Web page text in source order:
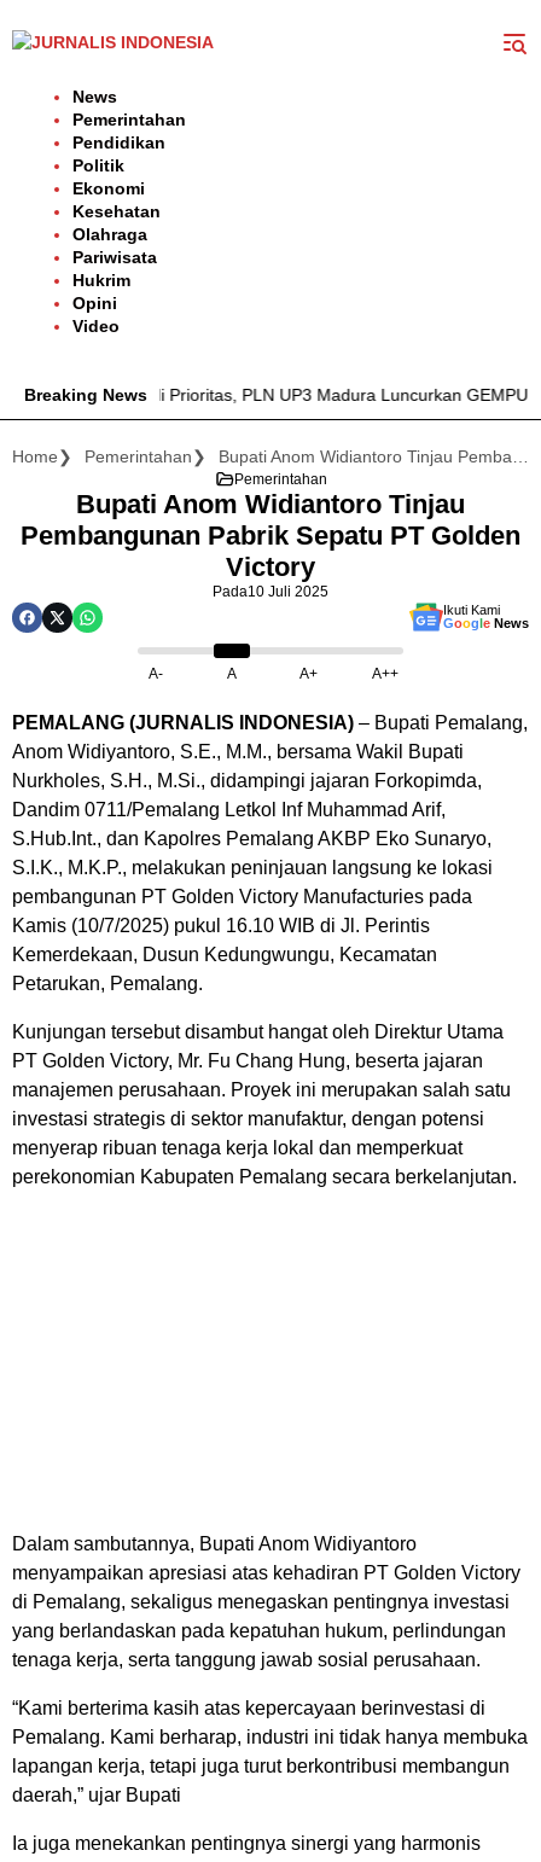
ke
News
Pemerintahan
Pendidikan
Politik
Ekonomi
Kesehatan
Olahraga
Pariwisata
Hukrim
Opini
Video
Breaking News
Listrik Jadi Prioritas, PLN UP3 Madura Luncurkan GEMPUR
Home Pemerintahan
Pemerintahan
Bupati Anom Widiantoro Tinjau
Pembangunan Pabrik Sepatu PT Golden
Victory
Pada10 Juli 2025
Ikuti Kami
Google News
A- A A+ A++
PEMALANG (JURNALIS INDONESIA) – Bupati Pemalang,
Anom Widiyantoro, S.E., M.M., bersama Wakil Bupati
Nurkholes, S.H., M.Si., didampingi jajaran Forkopimda,
Dandim 0711/Pemalang Letkol Inf Muhammad Arif,
S.Hub.Int., dan Kapolres Pemalang AKBP Eko Sunaryo,
S.I.K., M.K.P., melakukan peninjauan langsung ke lokasi
pembangunan PT Golden Victory Manufacturies pada
Kamis (10/7/2025) pukul 16.10 WIB di Jl. Perintis
Kemerdekaan, Dusun Kedungwungu, Kecamatan
Petarukan, Pemalang.
Kunjungan tersebut disambut hangat oleh Direktur Utama
PT Golden Victory, Mr. Fu Chang Hung, beserta jajaran
manajemen perusahaan. Proyek ini merupakan salah satu
investasi strategis di sektor manufaktur, dengan potensi
menyerap ribuan tenaga kerja lokal dan memperkuat
perekonomian Kabupaten Pemalang secara berkelanjutan.
Dalam sambutannya, Bupati Anom Widiyantoro
menyampaikan apresiasi atas kehadiran PT Golden Victory
di Pemalang, sekaligus menegaskan pentingnya investasi
yang berlandaskan pada kepatuhan hukum, perlindungan
tenaga kerja, serta tanggung jawab sosial perusahaan.
“Kami berterima kasih atas kepercayaan berinvestasi di
Pemalang. Kami berharap, industri ini tidak hanya membuka
lapangan kerja, tetapi juga turut berkontribusi membangun
daerah,” ujar Bupati
Ia juga menekankan pentingnya sinergi yang harmonis